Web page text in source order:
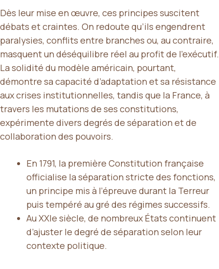
Dès leur mise en œuvre, ces principes suscitent
débats et craintes. On redoute qu’ils engendrent
paralysies, conflits entre branches ou, au contraire,
masquent un déséquilibre réel au profit de l’exécutif.
La solidité du modèle américain, pourtant,
démontre sa capacité d’adaptation et sa résistance
aux crises institutionnelles, tandis que la France, à
travers les mutations de ses constitutions,
expérimente divers degrés de séparation et de
collaboration des pouvoirs.
En 1791, la première Constitution française
officialise la séparation stricte des fonctions,
un principe mis à l’épreuve durant la Terreur
puis tempéré au gré des régimes successifs.
Au XXIe siècle, de nombreux États continuent
d’ajuster le degré de séparation selon leur
contexte politique.